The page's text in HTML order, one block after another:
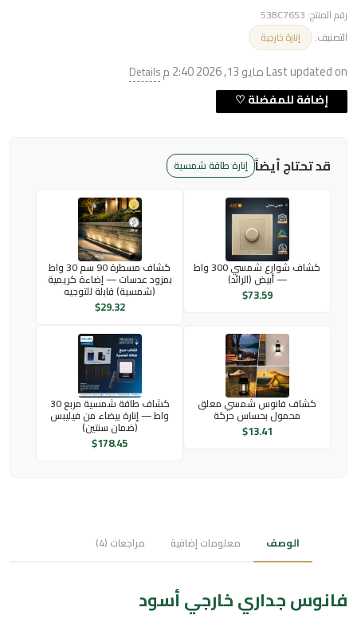
رقم المنتج: 538C7653
التصنيف:
إنارة خارجية
Last updated on مايو 13, 2026 2:40 م Details
قد تحتاج أيضاً إنارة طاقة شمسية
كشاف شوارع شمسي 300 واط
— أبيض (الرائد)
$73.59
كشاف مسطرة 90 سم 30 واط
بمزود عدسات — إضاءة كريمية
(شمسية) قابلة للتوجيه
$29.32
كشاف فانوس شمسي معلق
محمول بحساس حركة
$13.41
كشاف طاقة شمسية مربع 30
واط — إنارة بيضاء من فيليبس
(ضمان سنتين)
$178.45
الوصف معلومات إضافية مراجعات (4)
فانوس جداري خارجي أسود